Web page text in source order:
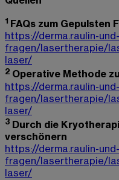
1 FAQs zum Gepulsten
https://derma.raulin-
fragen/lasertherapie/
laser/
2 Operative Methode
https://derma.raulin-
fragen/lasertherapie/
laser/
3 Durch die
verschönern
https://derma.raulin-
fragen/lasertherapie/
laser/